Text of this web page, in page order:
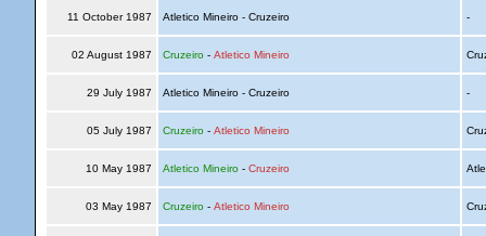
11 October 1987 Atletico Mineiro - Cruzeiro -
02 August 1987 Cruzeiro- Atletico Mineiro
29 July 1987 Atletico Mineiro - Cruzeiro -
05 July 1987 Cruzeiro- Atletico Mineiro
10 May 1987 Atletico Mineiro- Cruzeiro
03 May 1987 Cruzeiro- Atletico Mineiro